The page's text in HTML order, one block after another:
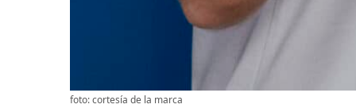
foto: cortesía de la marca